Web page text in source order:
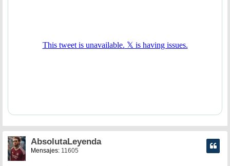
AbsolutaLeyenda
Mensajes: 11605